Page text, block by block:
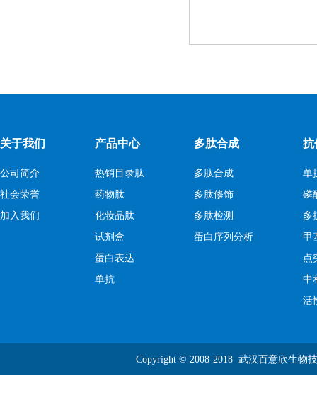
关于我们
公司简介
社会荣誉
加入我们
产品中心
热销目录肽
药物肽
化妆品肽
试剂盒
蛋白表达
单抗
多肽合成
多肽合成
多肽修饰
多肽检测
蛋白序列分析
抗
单
磷
多
甲
点
中
活
Copyright © 2008-2018 武汉百意欣生物